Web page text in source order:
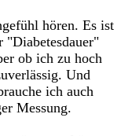
hören. Es ist
ob ich zu hoch
Und
ich auch
Messung.